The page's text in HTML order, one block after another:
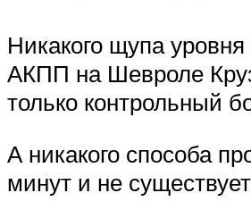
Никакого щупа
АКПП на Шевроле
только контрольный
А никакого способа
минут и не